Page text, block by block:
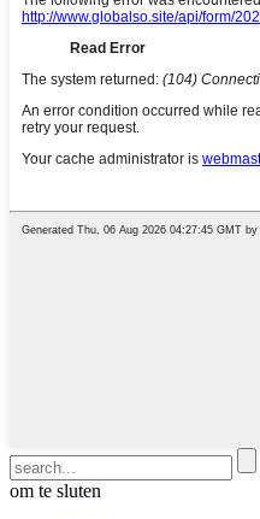
om te sluten